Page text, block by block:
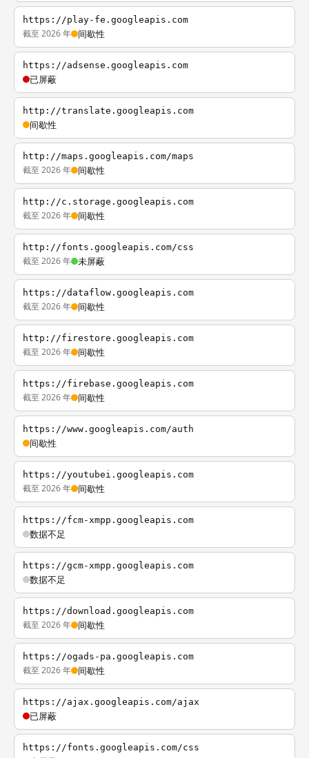
https://play-fe.googleapis.com
截至 2026 年 间歇性
https://adsense.googleapis.com
已屏蔽
http://translate.googleapis.com
间歇性
http://maps.googleapis.com/maps
截至 2026 年 间歇性
http://c.storage.googleapis.com
截至 2026 年 间歇性
http://fonts.googleapis.com/css
截至 2026 年 未屏蔽
https://dataflow.googleapis.com
截至 2026 年 间歇性
http://firestore.googleapis.com
截至 2026 年 间歇性
https://firebase.googleapis.com
截至 2026 年 间歇性
https://www.googleapis.com/auth
间歇性
https://youtubei.googleapis.com
截至 2026 年 间歇性
https://fcm-xmpp.googleapis.com
数据不足
https://gcm-xmpp.googleapis.com
数据不足
https://download.googleapis.com
截至 2026 年 间歇性
https://ogads-pa.googleapis.com
截至 2026 年 间歇性
https://ajax.googleapis.com/ajax
已屏蔽
https://fonts.googleapis.com/css